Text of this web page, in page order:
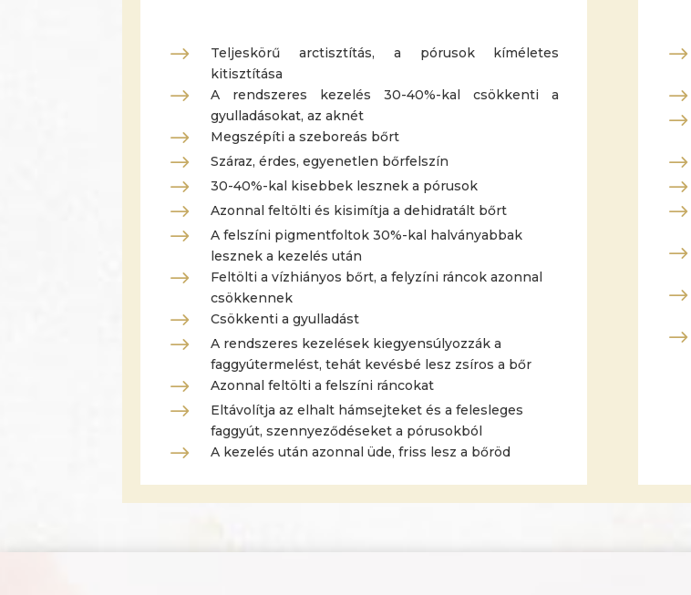
$
Teljeskörű arctisztítás, a pórusok kíméletes
kitisztítása
$
A rendszeres kezelés 30-40%-kal csökkenti a
gyulladásokat, az aknét
$ Megszépíti a szeboreás bőrt
$ Száraz, érdes, egyenetlen bőrfelszín
$ 30-40%-kal kisebbek lesznek a pórusok
$ Azonnal feltölti és kisimítja a dehidratált bőrt
$
A felszíni pigmentfoltok 30%-kal halványabbak
lesznek a kezelés után
$
Feltölti a vízhiányos bőrt, a felyzíni ráncok azonnal
csökkennek
$ Csökkenti a gyulladást
$
A rendszeres kezelések kiegyensúlyozzák a
faggyútermelést, tehát kevésbé lesz zsíros a bőr
$ Azonnal feltölti a felszíni ráncokat
$
Eltávolítja az elhalt hámsejteket és a felesleges
faggyút, szennyeződéseket a pórusokból
$ A kezelés után azonnal üde, friss lesz a bőröd
$
$
$
$
$
$
$
$
$